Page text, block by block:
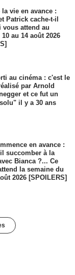
vie en avance :
Patrick cache-t-il
vous attend au
au 14 août 2026
au cinéma : c'est le
par Arnold
et ce fut un
il y a 30 ans
en avance :
succomber à la
Bianca ?... Ce
la semaine du
2026 [SPOILERS]